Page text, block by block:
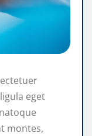
eget
montes,